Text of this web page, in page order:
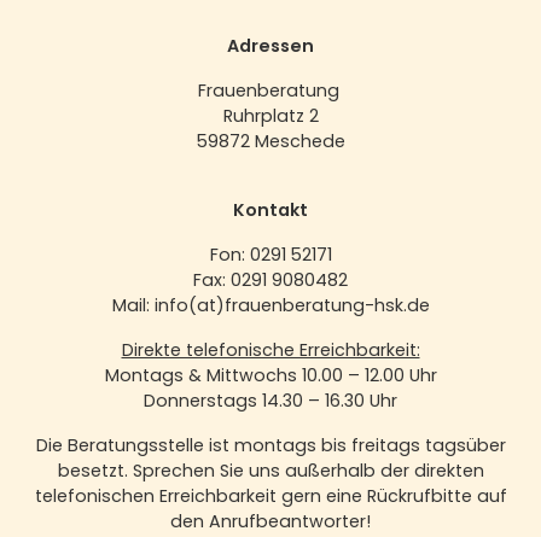
Adressen
Frauenberatung
Ruhrplatz 2
59872 Meschede
Kontakt
Fon: 0291 52171
Fax: 0291 9080482
Mail: info(at)frauenberatung-hsk.de
Direkte telefonische Erreichbarkeit:
Montags & Mittwochs 10.00 – 12.00 Uhr
Donnerstags 14.30 – 16.30 Uhr
Die Beratungsstelle ist montags bis freitags tagsüber
besetzt. Sprechen Sie uns außerhalb der direkten
telefonischen Erreichbarkeit gern eine Rückrufbitte auf
den Anrufbeantworter!